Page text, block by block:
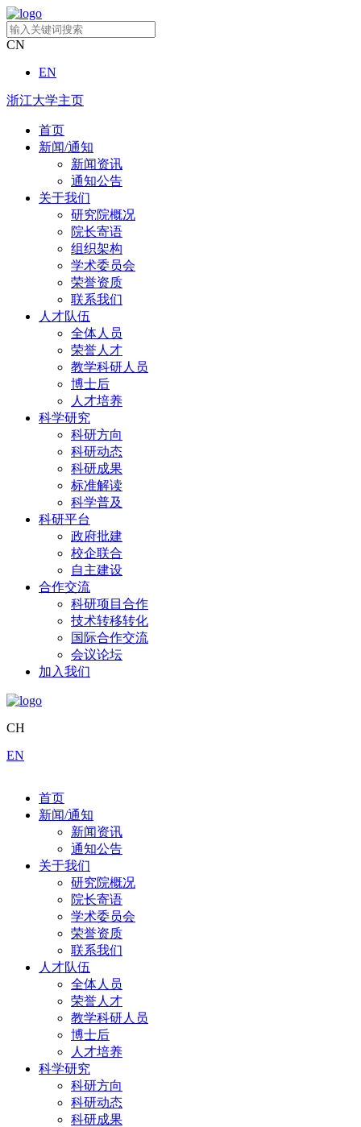
CN
EN
浙江大学主页
首页
新闻/通知
新闻资讯
通知公告
关于我们
研究院概况
院长寄语
组织架构
学术委员会
荣誉资质
联系我们
人才队伍
全体人员
荣誉人才
教学科研人员
博士后
人才培养
科学研究
科研方向
科研动态
科研成果
标准解读
科学普及
科研平台
政府批建
校企联合
自主建设
合作交流
科研项目合作
技术转移转化
国际合作交流
会议论坛
加入我们
CH
EN
首页
新闻/通知
新闻资讯
通知公告
关于我们
研究院概况
院长寄语
学术委员会
荣誉资质
联系我们
人才队伍
全体人员
荣誉人才
教学科研人员
博士后
人才培养
科学研究
科研方向
科研动态
科研成果